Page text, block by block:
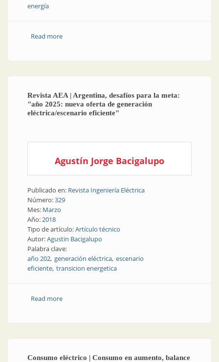
energía
Read moreabout Consumo eléctrico| El año comenzó con
Revista AEA | Argentina, desafíos para la meta:
"año 2025: nueva oferta de generación
eléctrica/escenario eficiente"
Agustín Jorge Bacigalupo
Publicado en: Revista Ingeniería Eléctrica
Número:329
Mes: Marzo
Año:2018
Tipo de artículo:Artículo técnico
Autor:Agustin Bacigalupo
Palabra clave:
año 202 generación eléctrica escenario
eficiente transicion energetica
Read moreabout Revista AEA | Argentina, desafíos para la meta:
Consumo eléctrico | Consumo en aumento, balance